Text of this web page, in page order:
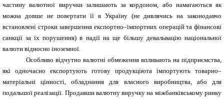
частину валютної виручки залишають за кордоном, або намагаються як
можна довше не повертати її в Україну (не дивлячись на законодавчо
встановлені строки завершення експортно–імпортних операцій та фінансові
санкції за їх порушення) в надії на ще більшу девальвацію національної
валюти відносно іноземної.
Особливо відчутно валютні обмеження впливають на підприємства,
які одночасно експортують готову продукціюта імпортують товарно–
матеріальні цінності, обладнання для власного виробництва, або для
подальшої реалізації. Продавши валютну виручку на міжбанківському ринку